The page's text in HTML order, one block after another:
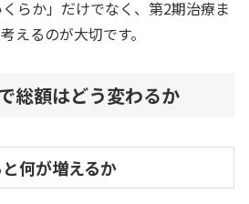
らか」だけでなく、第2期治療ま
えるのが大切です。
総額はどう変わるか
何が増えるか